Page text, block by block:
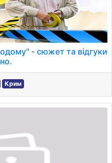
- сюжет та відгуки
Крим